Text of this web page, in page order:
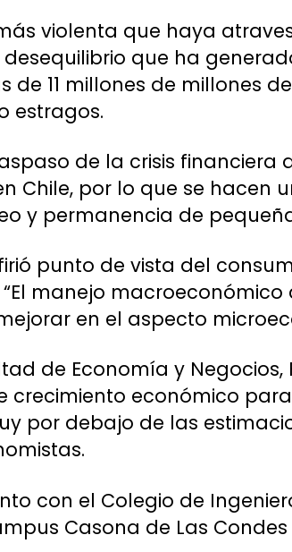
violenta que haya
que ha
11 millones de millones
estragos.
de la crisis financiera
Chile, por lo que se hacen
y permanencia de
punto de vista del
manejo
en el aspecto
de Economía y Negocios,
crecimiento económico
por debajo de las
con el Colegio de
Casona de Las